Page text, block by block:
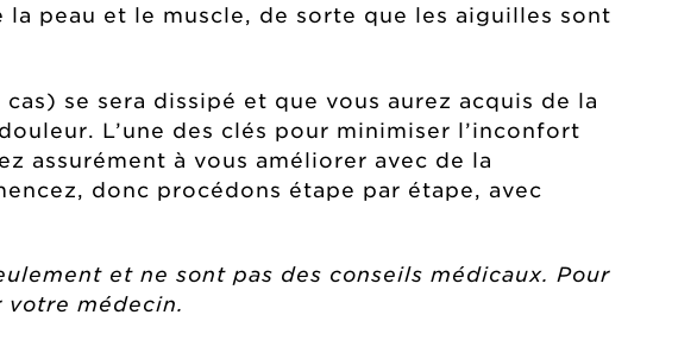
peau et le muscle, de sorte que les aiguilles sont
se sera dissipé et que vous aurez acquis de la
L’une des clés pour minimiser l’inconfort
assurément à vous améliorer avec de la
donc procédons étape par étape, avec
et ne sont pas des conseils médicaux. Pour
votre médecin.